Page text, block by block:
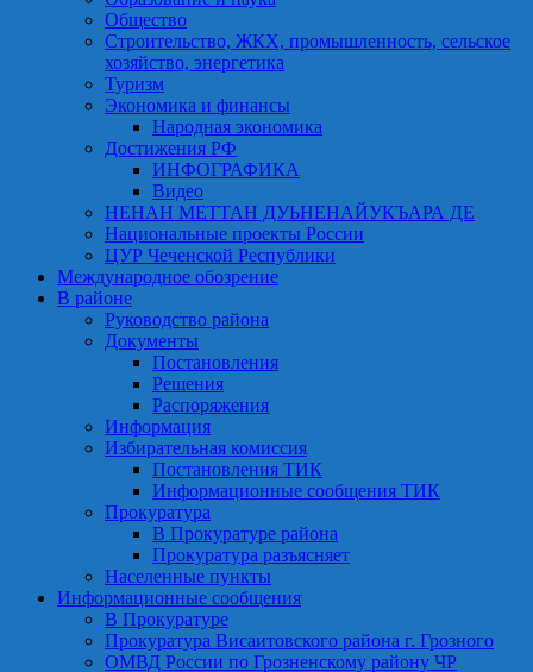
Общество
Строительство, ЖКХ, промышленность, сельское
хозяйство, энергетика
Туризм
Экономика и финансы
Народная экономика
Достижения РФ
ИНФОГРАФИКА
Видео
НЕНАН МЕТТАН ДУЬНЕНАЙУКЪАРА ДЕ
Национальные проекты России
ЦУР Чеченской Республики
Международное обозрение
В районе
Руководство района
Документы
Постановления
Решения
Распоряжения
Информация
Избирательная комиссия
Постановления ТИК
Информационные сообщения ТИК
Прокуратура
В Прокуратуре района
Прокуратура разъясняет
Населенные пункты
Информационные сообщения
В Прокуратуре
Прокуратура Висаитовского района г. Грозного
ОМВД России по Грозненскому району ЧР